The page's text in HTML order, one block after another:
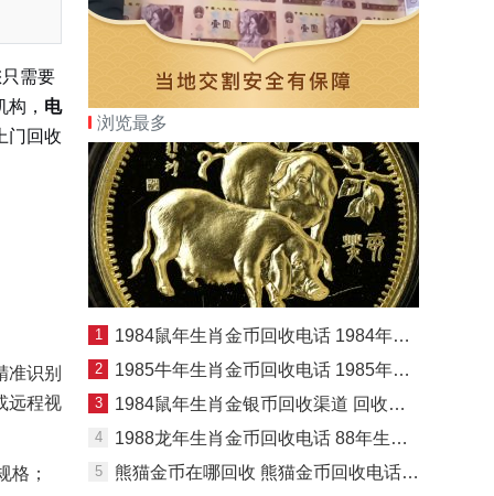
需要
， 电
门回收
准识别
远程视
格；
浏览最多
1 1984鼠年生肖金币回收电话 1984年鼠年生肖金币值多少钱
2 1985牛年生肖金币回收电话 1985年8克生肖牛金币价格
3 1984鼠年生肖金银币回收渠道 回收电话
4 1988龙年生肖金币回收电话 88年生肖龙年金币值多少钱
5 熊猫金币在哪回收 熊猫金币回收电话及回收渠道